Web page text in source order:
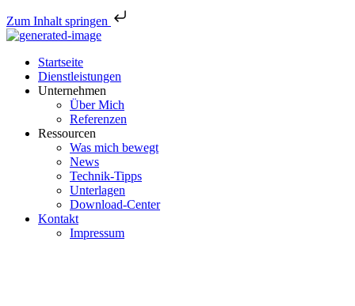
Zum Inhalt springen
Startseite
Dienstleistungen
Unternehmen
Über Mich
Referenzen
Ressourcen
Was mich bewegt
News
Technik-Tipps
Unterlagen
Download-Center
Kontakt
Impressum